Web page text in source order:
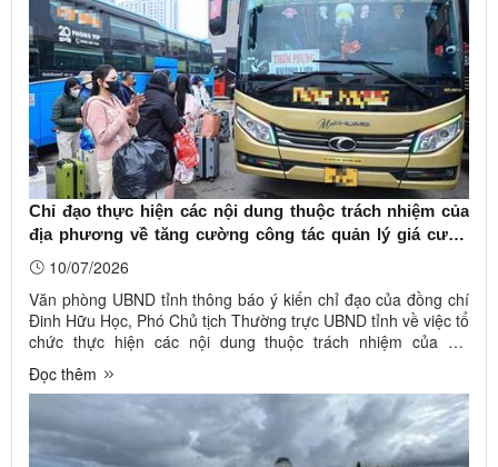
Chỉ đạo thực hiện các nội dung thuộc trách nhiệm của
địa phương về tăng cường công tác quản lý giá cước
vận tải khi giá nhiên liệu giảm
10/07/2026
Văn phòng UBND tỉnh thông báo ý kiến chỉ đạo của đồng chí
Đinh Hữu Học, Phó Chủ tịch Thường trực UBND tỉnh về việc tổ
chức thực hiện các nội dung thuộc trách nhiệm của địa
phương về tăng cường công tác quản lý giá cước vận tải khi
giá nhiên liệu giảm (Công văn số 5969 /VP-KTCN ngày
07/7/2026). Ảnh ...
Đọc thêm